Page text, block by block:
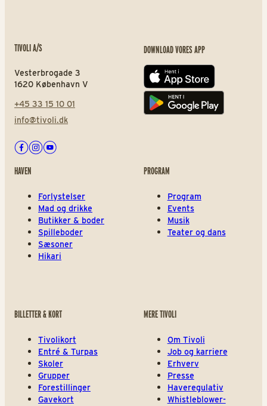
TIVOLI A/S
Vesterbrogade 3
1620 København V
+45 33 15 10 01
info@tivoli.dk
Facebook
Instagram
Youtube
DOWNLOAD VORES APP
App store
Play store
HAVEN
Forlystelser
Mad og drikke
Butikker & boder
Spilleboder
Sæsoner
Hikari
PROGRAM
Program
Events
Musik
Teater og dans
BILLETTER & KORT
Tivolikort
Entré & Turpas
Skoler
Grupper
Forestillinger
Gavekort
MERE TIVOLI
Om Tivoli
Job og karriere
Erhverv
Presse
Haveregulativ
Whistleblower-